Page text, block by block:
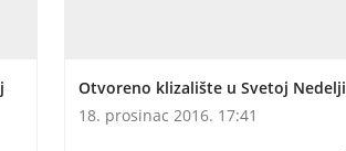
Otvoreno klizalište u Svetoj Nedelji
18. prosinac 2016. 17:41